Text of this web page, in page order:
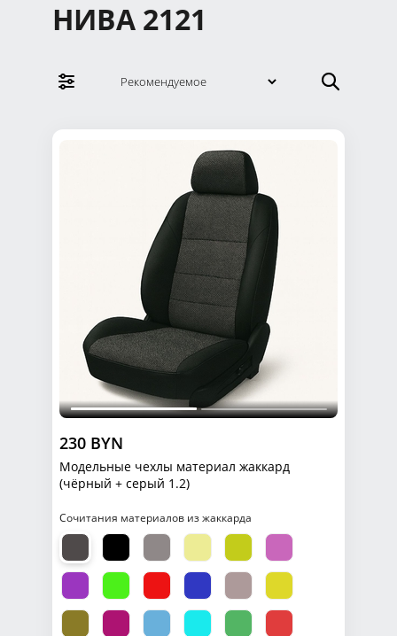
НИВА 2121
230 BYN
Модельные чехлы материал жаккард
(чёрный + серый 1.2)
Сочитания материалов из жаккарда